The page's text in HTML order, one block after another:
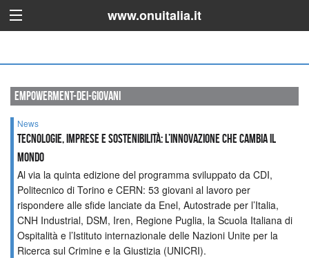
www.onuitalia.it
empowerment-dei-giovani
News
Tecnologie, imprese e sostenibilità: l’innovazione che cambia il
mondo
Al via la quinta edizione del programma sviluppato da CDI,
Politecnico di Torino e CERN: 53 giovani al lavoro per
rispondere alle sfide lanciate da Enel, Autostrade per l’Italia,
CNH Industrial, DSM, Iren, Regione Puglia, la Scuola Italiana di
Ospitalità e l’Istituto internazionale delle Nazioni Unite per la
Ricerca sul Crimine e la Giustizia (UNICRI).